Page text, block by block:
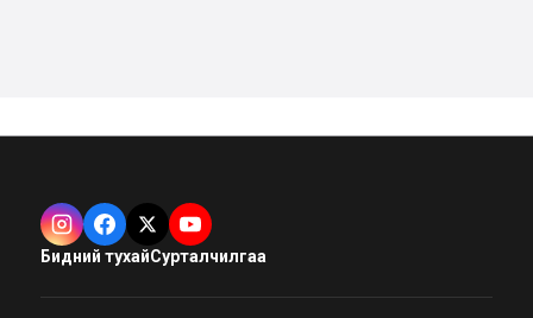
Бидний тухайСурталчилгаа